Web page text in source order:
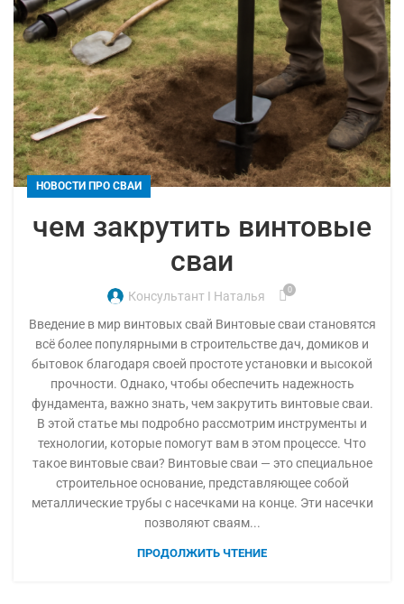
НОВОСТИ ПРО СВАИ
чем закрутить винтовые
сваи
Консультант I Наталья 0
Введение в мир винтовых свай Винтовые сваи становятся
всё более популярными в строительстве дач, домиков и
бытовок благодаря своей простоте установки и высокой
прочности. Однако, чтобы обеспечить надежность
фундамента, важно знать, чем закрутить винтовые сваи.
В этой статье мы подробно рассмотрим инструменты и
технологии, которые помогут вам в этом процессе. Что
такое винтовые сваи? Винтовые сваи — это специальное
строительное основание, представляющее собой
металлические трубы с насечками на конце. Эти насечки
позволяют сваям...
ПРОДОЛЖИТЬ ЧТЕНИЕ